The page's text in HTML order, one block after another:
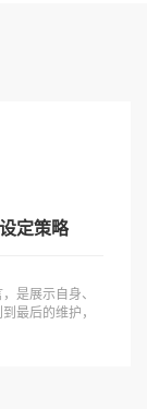
定策略
是展示自身、
最后的维护，